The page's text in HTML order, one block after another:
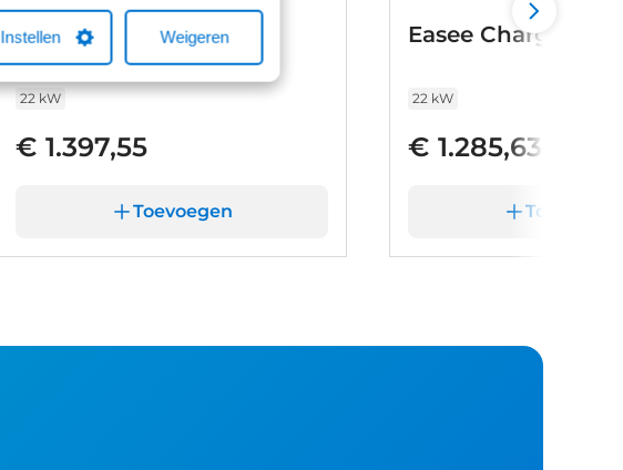
Instellen Weigeren
Cube Smart
22 kW
€ 1.397,55
Toevoegen
Easee Charge
22 kW
€ 1.285,63